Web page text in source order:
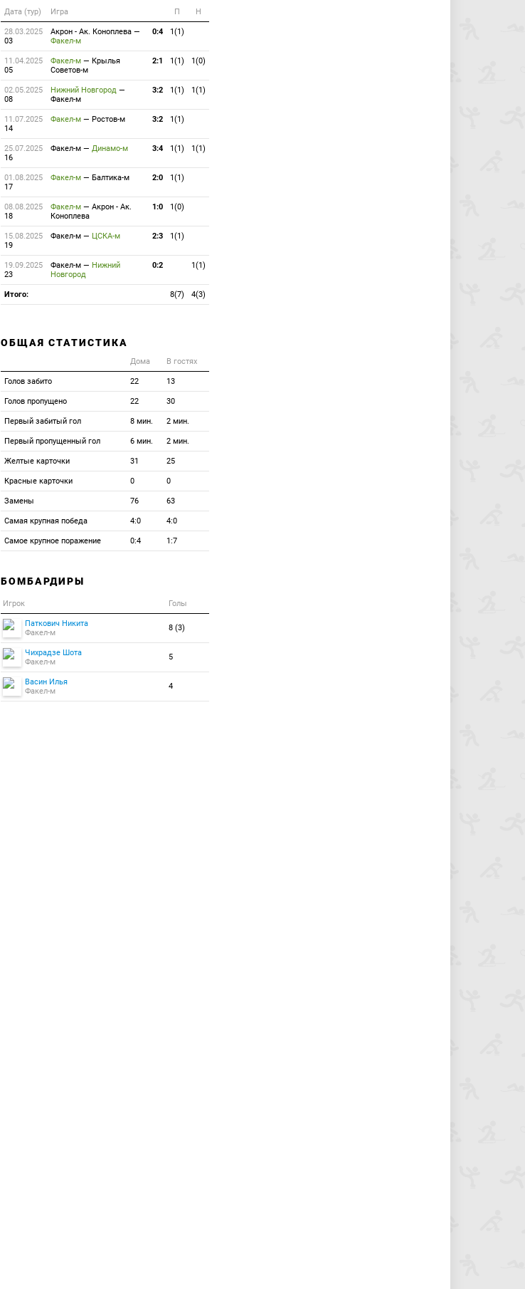
Дата (тур) Игра П Н
28.03.2025
03
Акрон - Ак. Коноплева —
Факел-м
0:4 1(1)
11.04.2025
05
Факел-м — Крылья
Советов-м
2:1 1(1) 1(0)
02.05.2025
08
Нижний Новгород —
Факел-м
3:2 1(1) 1(1)
11.07.2025
14
Факел-м — Ростов-м 3:2 1(1)
25.07.2025
16
Факел-м — Динамо-м 3:4 1(1) 1(1)
01.08.2025
17
Факел-м — Балтика-м 2:0 1(1)
08.08.2025
18
Факел-м — Акрон - Ак.
Коноплева
1:0 1(0)
15.08.2025
19
Факел-м — ЦСКА-м 2:3 1(1)
19.09.2025
23
Факел-м — Нижний
Новгород
0:2 1(1)
Итого: 8(7) 4(3)
ОБЩАЯ СТАТИСТИКА
Дома В гостях
Голов забито 22 13
Голов пропущено 22 30
Первый забитый гол 8 мин. 2 мин.
Первый пропущенный гол 6 мин. 2 мин.
Желтые карточки 31 25
Красные карточки 0 0
Замены 76 63
Самая крупная победа 4:0 4:0
Самое крупное поражение 0:4 1:7
БОМБАРДИРЫ
Игрок Голы
Паткович Никита
Факел-м
8 (3)
Чихрадзе Шота
Факел-м
5
Васин Илья
Факел-м
4